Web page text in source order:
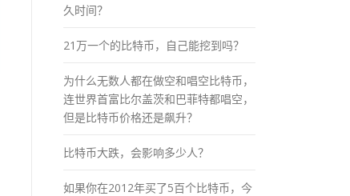
久时间？
21万一个的比特币，自己能挖到吗？
为什么无数人都在做空和唱空比特币，
连世界首富比尔盖茨和巴菲特都唱空，
但是比特币价格还是飙升？
比特币大跌，会影响多少人？
如果你在2012年买了5百个比特币，今